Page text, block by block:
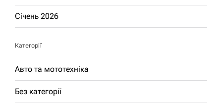
Січень 2026
Категорії
Авто та мототехніка
Без категорії